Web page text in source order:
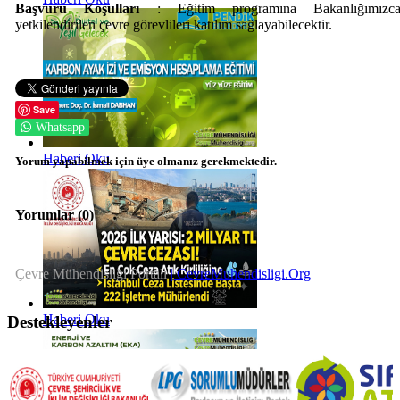
Haberi Oku
Haberi Oku
Başvuru Koşulları: Eğitim programına
yetkilendirilençevre görevlilerikatılım sağlayabilecektir.
Save
Whatsapp
Yorum yapabilmek için üye olmanız gerekmektedir.
Yorumlar (0)
Çevre Mühendisliği Portalı| CevreMuhendisligi.Org
Destekleyenler